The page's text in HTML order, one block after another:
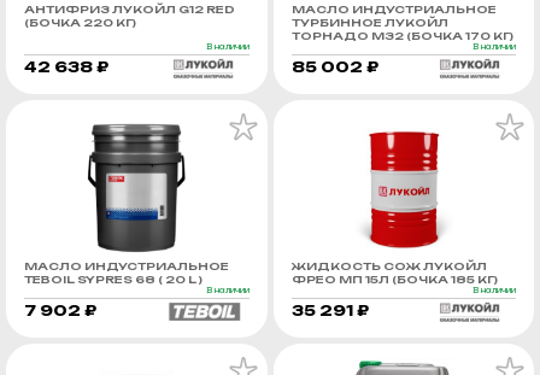
АНТИФРИЗ ЛУКОЙЛ G12 RED
(БОЧКА 220 КГ)
В наличии
42 638 ₽
МАСЛО ИНДУСТРИАЛЬНОЕ
ТУРБИННОЕ ЛУКОЙЛ
ТОРНАДО М32 (БОЧКА 170 КГ)
В наличии
85 002 ₽
МАСЛО ИНДУСТРИАЛЬНОЕ
TEBOIL SYPRES 68 ( 20 L )
В наличии
7 902 ₽
ЖИДКОСТЬ СОЖ ЛУКОЙЛ
ФРЕО МП 15Л (БОЧКА 185 КГ)
В наличии
35 291 ₽